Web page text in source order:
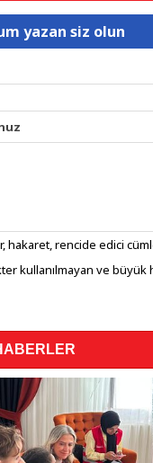
yazan siz olun
hakaret, rencide edici
kullanılmayan ve büyük